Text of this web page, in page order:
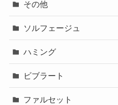
その他
ソルフェージュ
ハミング
ビブラート
ファルセット